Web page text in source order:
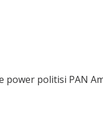
politisi PAN